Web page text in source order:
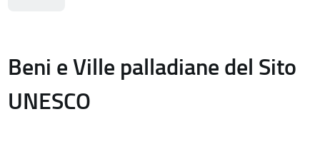
Beni e Ville palladiane del Sito
UNESCO